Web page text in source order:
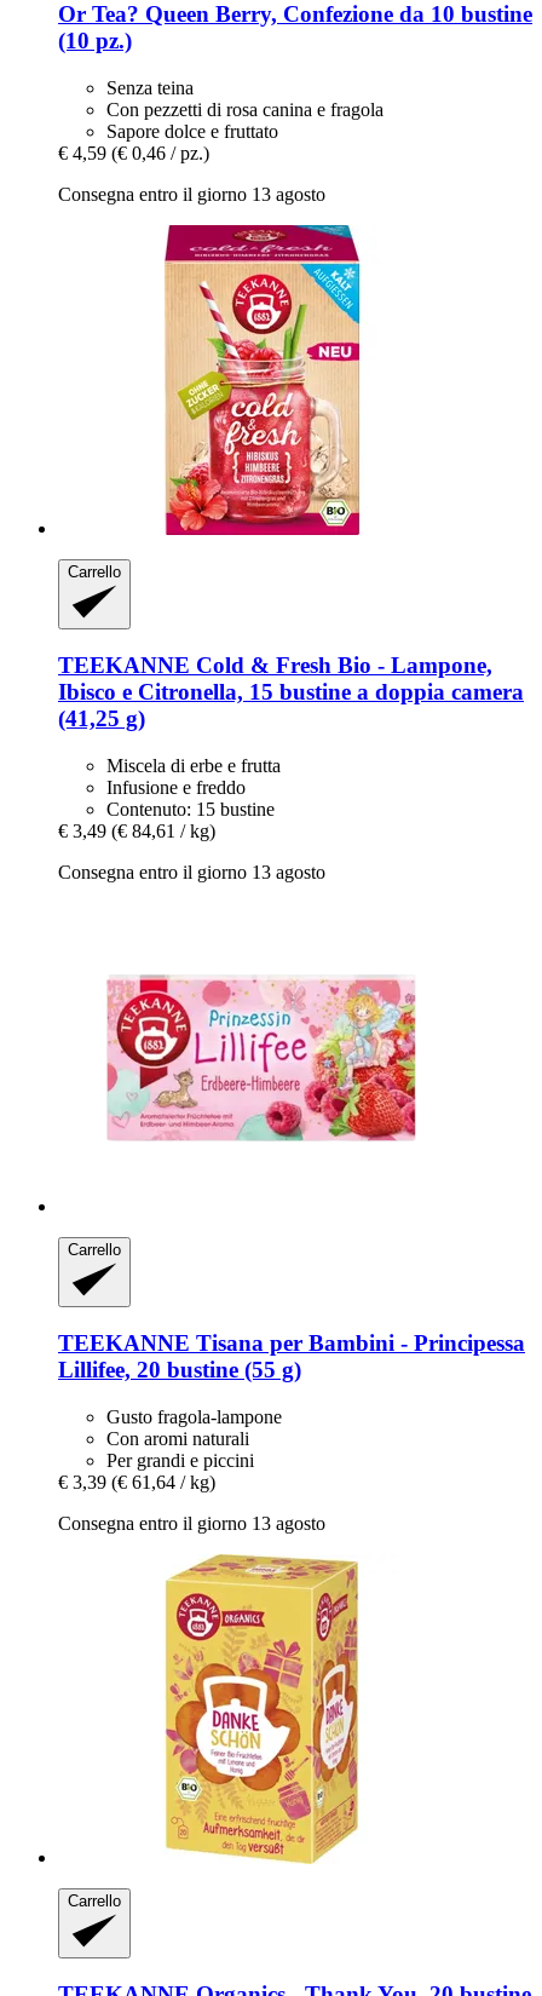
Or Tea? Queen Berry, Confezione da 10 bustine
(10 pz.)
Senza teina
Con pezzetti di rosa canina e fragola
Sapore dolce e fruttato
€ 4,59 (€ 0,46 / pz.)
Consegna entro il giorno 13 agosto
Carrello
TEEKANNE Cold & Fresh Bio -​ Lampone,
Ibisco e Citronella, 15 bustine a doppia camera
(41,25 g)
Miscela di erbe e frutta
Infusione e freddo
Contenuto: 15 bustine
€ 3,49 (€ 84,61 / kg)
Consegna entro il giorno 13 agosto
Carrello
TEEKANNE Tisana per Bambini -​ Principessa
Lillifee, 20 bustine (55 g)
Gusto fragola-lampone
Con aromi naturali
Per grandi e piccini
€ 3,39 (€ 61,64 / kg)
Consegna entro il giorno 13 agosto
Carrello